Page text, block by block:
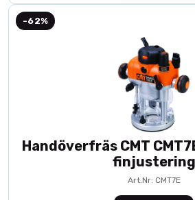
-62%
Handöverfräs CMT
finjustering
Art.Nr: CMT7E